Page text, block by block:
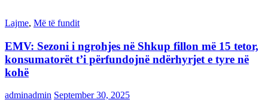
Lajme, Më të fundit
EMV: Sezoni i ngrohjes në Shkup fillon më 15 tetor,
konsumatorët t’i përfundojnë ndërhyrjet e tyre në
kohë
adminadmin September 30, 2025